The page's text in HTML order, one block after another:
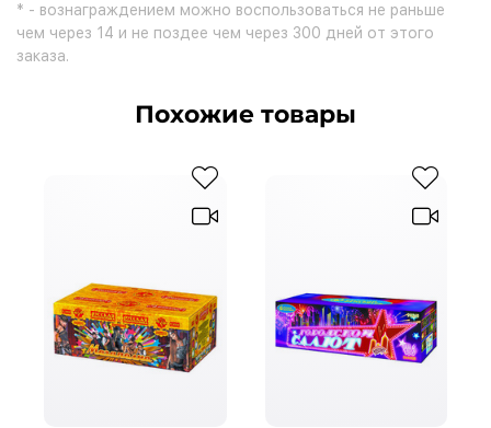
* - вознаграждением можно воспользоваться не раньше
чем через 14 и не поздее чем через 300 дней от этого
заказа.
Похожие товары